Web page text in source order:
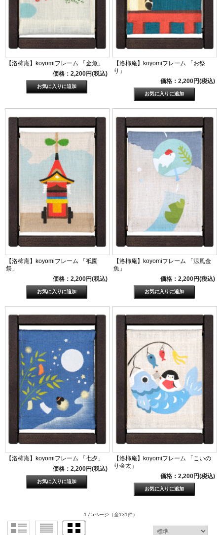
【洛柿庵】koyomiフレーム 「金魚」
価格：2,200円(税込)
【洛柿庵】koyomiフレーム 「お祭
り」
価格：2,200円(税込)
【洛柿庵】koyomiフレーム 「祇園
祭」
価格：2,200円(税込)
【洛柿庵】koyomiフレーム 「涼風金
魚」
価格：2,200円(税込)
【洛柿庵】koyomiフレーム 「七夕」
価格：2,200円(税込)
【洛柿庵】koyomiフレーム 「こいの
り金太」
価格：2,200円(税込)
1 / 5ページ （全131件）